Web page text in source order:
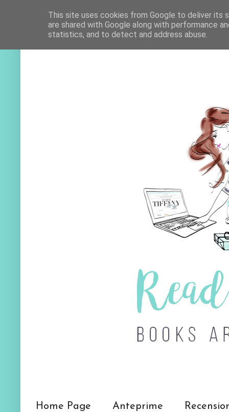
Home Page Anteprime
This site uses cookies from Google to deliver its
are shared with Google along with performance
statistics, and to detect and address abuse.